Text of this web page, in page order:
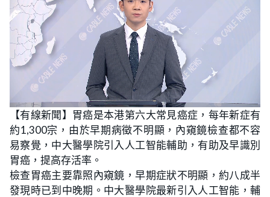
U
n
m
t
e
L
o
a
d
e
d
:
2
3
.
6
2
%
【有線新聞】胃癌是本港第六大常見癌症，每年新症有
約1,300宗，由於早期病徵不明顯，內窺鏡檢查都不容
易察覺，中大醫學院引入人工智能輔助，有助及早識別
胃癌，提高存活率。
檢查胃癌主要靠照內窺鏡，早期症狀不明顯，約八成半
發現時已到中晚期。中大醫學院最新引入人工智能，輔